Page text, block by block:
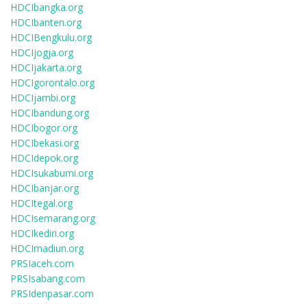
HDCIbangka.org
HDCIbanten.org
HDCIBengkulu.org
HDCIjogja.org
HDCIjakarta.org
HDCIgorontalo.org
HDCIjambi.org
HDCIbandung.org
HDCIbogor.org
HDCIbekasi.org
HDCIdepok.org
HDCIsukabumi.org
HDCIbanjar.org
HDCItegal.org
HDCIsemarang.org
HDCIkediri.org
HDCImadiun.org
PRSIaceh.com
PRSIsabang.com
PRSIdenpasar.com